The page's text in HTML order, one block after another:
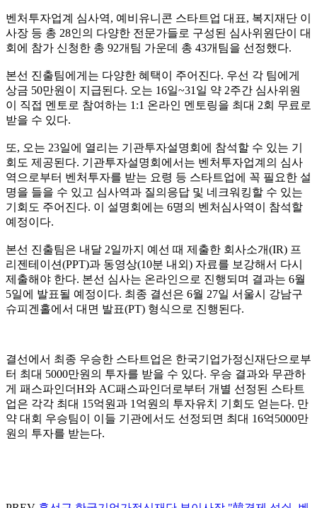
벤처투자업계 심사역, 예비유니콘 스타트업 대표, 복지재단 이
사장 등 총 28인의 다양한 전문가들로 구성된 심사위원단이 대
회에 참가 신청한 총 92개팀 가운데 총 43개팀을 선정했다.
본선 진출팀에게는 다양한 혜택이 주어진다. 우선 각 팀에게
상금 50만원이 지급된다. 오는 16일~31일 약 2주간 심사위원
이 직접 멘토로 참여하는 1:1 온라인 멘토링을 최대 2회 무료로
받을 수 있다.
또, 오는 23일에 열리는 기관투자설명회에 참석할 수 있는 기
회도 제공된다. 기관투자설명회에서는 벤처투자업계의 심사
역으로부터 벤처투자를 받는 요령 등 스타트업에 꼭 필요한 설
명을 들을 수 있고 심사역과 질의응답 및 네크워킹할 수 있는
기회도 주어진다. 이 설명회에는 6명의 벤처심사역이 참석할
예정이다.
본선 진출팀은 내달 2일까지 예선 때 제출한 회사소개(IR) 프
리젠테이션(PPT)과 동영상(10분 내외) 자료를 보강해서 다시
제출해야 한다. 본선 심사는 온라인으로 진행되며 결과는 6월
5일에 발표될 예정이다. 최종 결선은 6월 27일 서울시 강남구
슈피겐홀에서 대면 발표(PT) 형식으로 진행된다.
결선에서 최종 우승한 스타트업은 한국기업가정신재단으로부
터 최대 5000만원의 투자를 받을 수 있다. 우승 결과와 무관하
게 패스파인더H와 AC패스파인더로부터 개별 선정된 스타트
업은 각각 최대 15억원과 1억원의 투자유치 기회도 얻는다. 만
약 대회 우승팀이 이들 기관에서도 선정되면 최대 16억5000만
원의 투자를 받는다.